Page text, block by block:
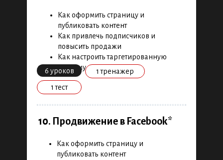
Как оформить страницу и
публиковать контент
10. Продвижение в Facebook*
Как оформить страницу и
публиковать контент
Как привлечь подписчиков и
повысить продажи
Как настроить таргетированную
рекламу
6 уроков
1 тренажер
1 тест